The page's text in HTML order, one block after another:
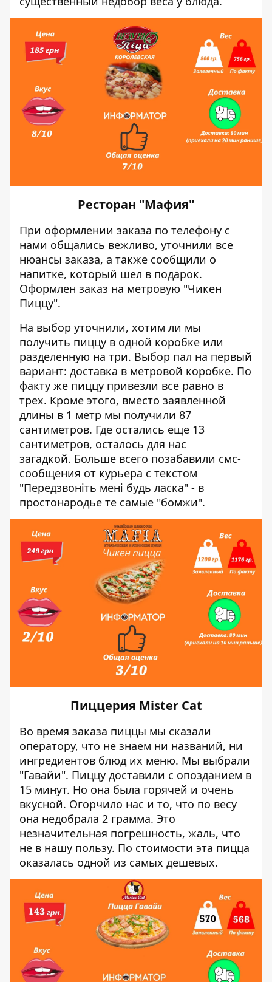
Ресторан "Мафия"
При оформлении заказа по телефону с
нами общались вежливо, уточнили все
нюансы заказа, а также сообщили о
напитке, который шел в подарок.
Оформлен заказ на метровую "Чикен
Пиццу".
На выбор уточнили, хотим ли мы
получить пиццу в одной коробке или
разделенную на три. Выбор пал на первый
вариант: доставка в метровой коробке. По
факту же пиццу привезли все равно в
трех. Кроме этого, вместо заявленной
длины в 1 метр мы получили 87
сантиметров. Где остались еще 13
сантиметров, осталось для нас
загадкой. Больше всего позабавили смс-
сообщения от курьера с текстом
"Передзвоніть мені будь ласка" - в
простонародье те самые "бомжи".
Пиццерия Mister Cat
Во время заказа пиццы мы сказали
оператору, что не знаем ни названий, ни
ингредиентов блюд их меню. Мы выбрали
"Гавайи". Пиццу доставили с опозданием в
15 минут. Но она была горячей и очень
вкусной. Огорчило нас и то, что по весу
она недобрала 2 грамма. Это
незначительная погрешность, жаль, что
не в нашу пользу. По стоимости эта пицца
оказалась одной из самых дешевых.